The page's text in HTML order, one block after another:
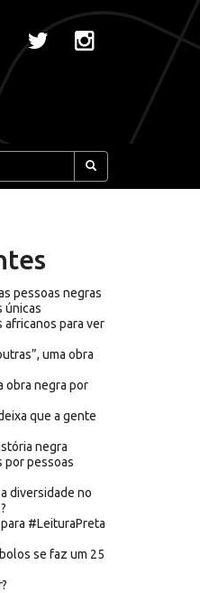
Pesquisar:
pessoas negras
únicas
africanos para ver
uma obra
obra negra por
que a gente
negra
por pessoas
diversidade no
#LeituraPreta
se faz um 25